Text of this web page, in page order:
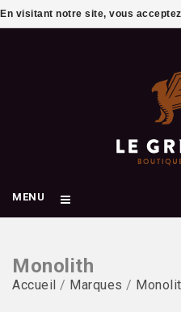
MENU
Monolith
Accueil / Marques /
En visitant notre site, vous